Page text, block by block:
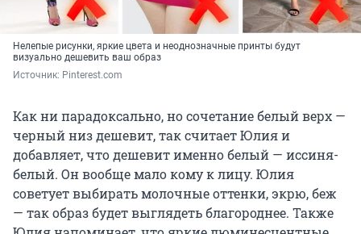
Нелепые рисунки, яркие цвета и неоднозначные принты будут
визуально дешевить ваш образ
Источник: Pinterest.com
Как ни парадоксально, но сочетание белый верх —
черный низ дешевит, так считает Юлия и
добавляет, что дешевит именно белый — иссиня-
белый. Он вообще мало кому к лицу. Юлия
советует выбирать молочные оттенки, экрю, беж
— так образ будет выглядеть благороднее. Также